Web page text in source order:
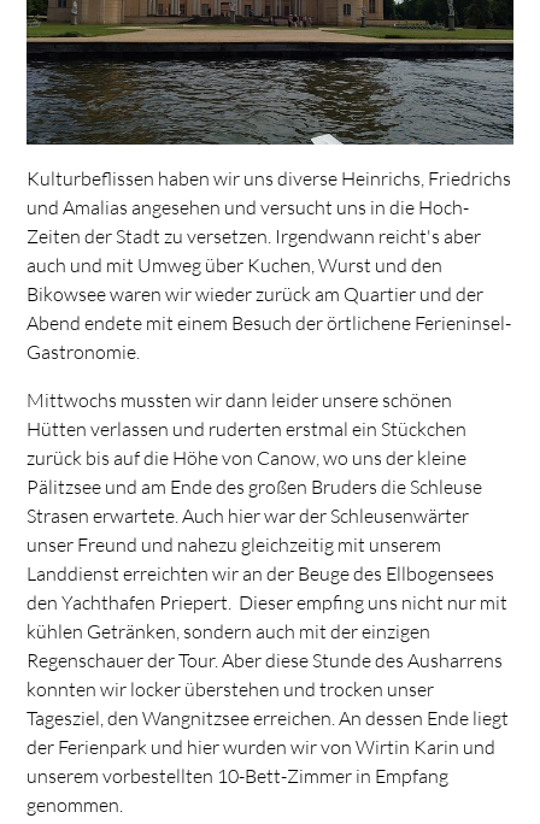
Kulturbeflissen haben wir uns diverse Heinrichs, Friedrichs
und Amalias angesehen und versucht uns in die Hoch-
Zeiten der Stadt zu versetzen. Irgendwann reicht's aber
auch und mit Umweg über Kuchen, Wurst und den
Bikowsee waren wir wieder zurück am Quartier und der
Abend endete mit einem Besuch der örtlichene Ferieninsel-
Gastronomie.
Mittwochs mussten wir dann leider unsere schönen
Hütten verlassen und ruderten erstmal ein Stückchen
zurück bis auf die Höhe von Canow, wo uns der kleine
Pälitzsee und am Ende des großen Bruders die Schleuse
Strasen erwartete. Auch hier war der Schleusenwärter
unser Freund und nahezu gleichzeitig mit unserem
Landdienst erreichten wir an der Beuge des Ellbogensees
den Yachthafen Priepert. Dieser empfing uns nicht nur mit
kühlen Getränken, sondern auch mit der einzigen
Regenschauer der Tour. Aber diese Stunde des Ausharrens
konnten wir locker überstehen und trocken unser
Tagesziel, den Wangnitzsee erreichen. An dessen Ende liegt
der Ferienpark und hier wurden wir von Wirtin Karin und
unserem vorbestellten 10-Bett-Zimmer in Empfang
genommen.